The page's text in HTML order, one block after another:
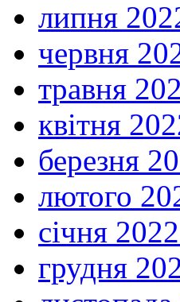
липня
червня
травня
квітня
березня
лютого
січня
грудня